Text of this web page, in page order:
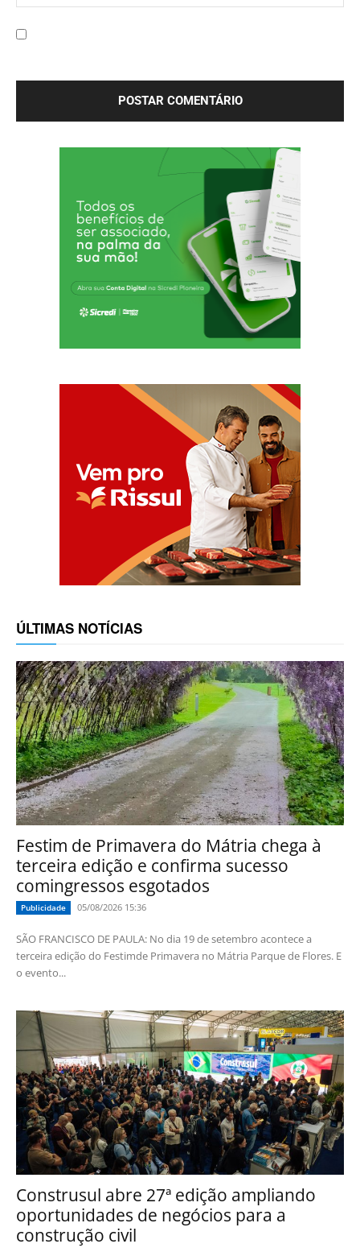
ÚLTIMAS NOTÍCIAS
Festim de Primavera do Mátria chega à
terceira edição e confirma sucesso
comingressos esgotados
Publicidade 05/08/2026 15:36
SÃO FRANCISCO DE PAULA: No dia 19 de setembro acontece a
terceira edição do Festimde Primavera no Mátria Parque de Flores. E
o evento...
Construsul abre 27ª edição ampliando
oportunidades de negócios para a
construção civil